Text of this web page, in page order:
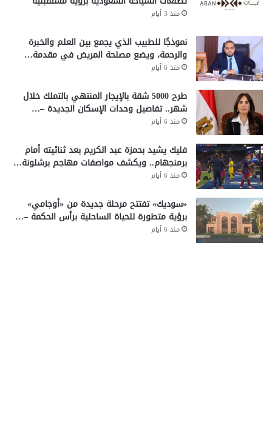
منذ 3 أيام
نموذجًا للطبيب الذي يجمع بين العلم والخبرة
والرحمة، ويضع مصلحة المريض في مقدمة…
منذ 6 أيام
طرح 5000 شقة بالإيجار المنتهي بالتملك خلال
شهر.. تفاصيل وحدات الإسكان الجديدة –…
منذ 6 أيام
فليك يشيد بحمزة عبد الكريم بعد ثنائيته أمام
برمنجهام.. ويكشف مواصفات مهاجم برشلونة…
منذ 6 أيام
«سوديك» تفتتح مرحلة جديدة من «أوجامي»
برؤية متطورة للحياة الساحلية برأس الحكمة –…
منذ 6 أيام